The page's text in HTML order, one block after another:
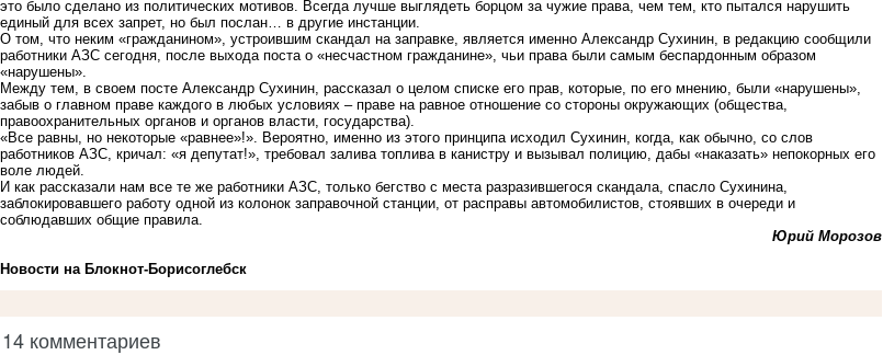
это было сделано из политических мотивов. Всегда лучше выглядеть борцом за чужие права, чем тем, кто пытался нарушить
единый для всех запрет, но был послан… в другие инстанции.
О том, что неким «гражданином», устроившим скандал на заправке, является именно Александр Сухинин, в редакцию сообщили
работники АЗС сегодня, после выхода поста о «несчастном гражданине», чьи права были самым беспардонным образом
«нарушены».
Между тем, в своем посте Александр Сухинин, рассказал о целом списке его прав, которые, по его мнению, были «нарушены»,
забыв о главном праве каждого в любых условиях – праве на равное отношение со стороны окружающих (общества,
правоохранительных органов и органов власти, государства).
«Все равны, но некоторые «равнее»!». Вероятно, именно из этого принципа исходил Сухинин, когда, как обычно, со слов
работников АЗС, кричал: «я депутат!», требовал залива топлива в канистру и вызывал полицию, дабы «наказать» непокорных его
воле людей.
И как рассказали нам все те же работники АЗС, только бегство с места разразившегося скандала, спасло Сухинина,
заблокировавшего работу одной из колонок заправочной станции, от расправы автомобилистов, стоявших в очереди и
соблюдавших общие правила.
Юрий Морозов
Новости на Блoкнoт-Борисоглебск
14 комментариев